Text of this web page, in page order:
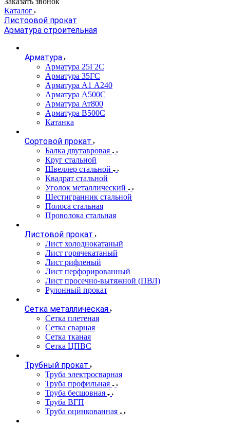
Каталог
Листоовой прокат
Арматура строительная
Арматура
Арматура 25Г2С
Арматура 35ГС
Арматура А1 А240
Арматура А500С
Арматура Ат800
Арматура В500С
Катанка
Сортовой прокат
Балка двутавровая
Круг стальной
Швеллер стальной
Квадрат стальной
Уголок металлический
Шестигранник стальной
Полоса стальная
Проволока стальная
Листовой прокат
Лист холоднокатаный
Лист горячекатаный
Лист рифленый
Лист перфорированный
Лист просечно-вытяжной (ПВЛ)
Рулонный прокат
Сетка металлическая
Сетка плетеная
Сетка сварная
Сетка тканая
Сетка ЦПВС
Трубный прокат
Труба электросварная
Труба профильная
Труба бесшовная
Труба ВГП
Труба оцинкованная